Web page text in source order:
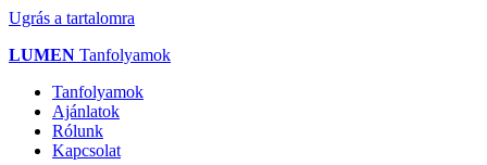
Ugrás a tartalomra
LUMEN Tanfolyamok
Tanfolyamok
Ajánlatok
Rólunk
Kapcsolat